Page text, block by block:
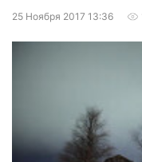
25 Ноября 2017 13:36